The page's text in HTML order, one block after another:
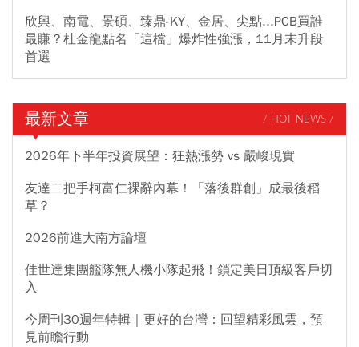
欣興、南電、景碩、臻鼎-KY、金居、尖點...PCB買誰
最賺？杜金龍點名「這檔」爆炸性強漲，11月末升段
首選
最新文章 / HOT NEWS /
2026年下半年投資展望：狂熱漲勢 vs 嚴峻現實
友達二把手柯富仁裸辭內幕！「落後群創」成最後稻
草？
2026前進大南方論壇
佳世達集團艦隊無人機小隊起飛！鎖定美日頂級客戶切
入
今周刊30週年特輯｜更好的台灣：回望精彩風雲，預
見前瞻行動